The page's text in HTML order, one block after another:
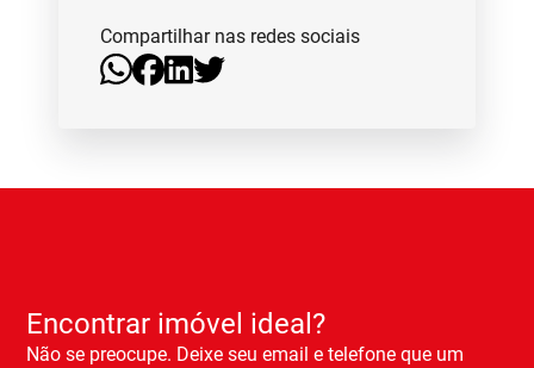
Compartilhar nas redes sociais
Encontrar imóvel ideal?
Não se preocupe. Deixe seu email e telefone que um